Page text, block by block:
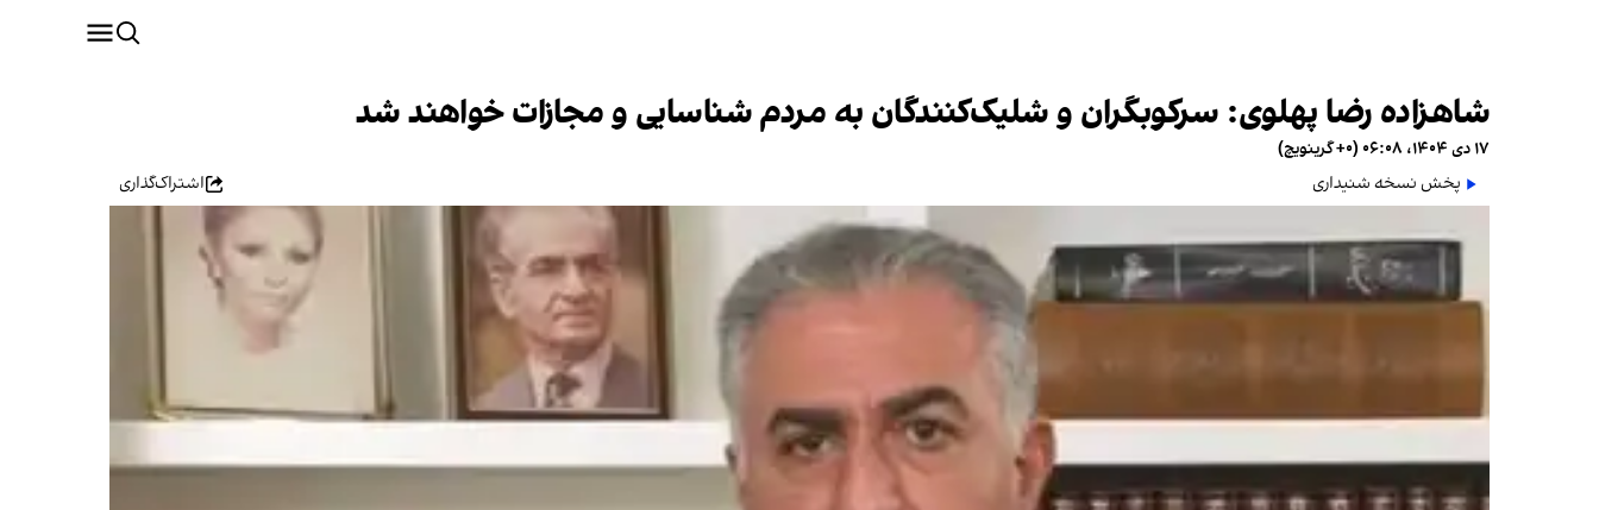
شاهزاده رضا پهلوی: سرکوبگران و شلیک‌کنندگان به مردم شناسایی و مجازات خواهند شد
۱۷ دی ۱۴۰۴، ۰۶:۰۸ (‎+۰ گرینویچ)
پخش نسخه شنیداری
اشتراک‌گذاری